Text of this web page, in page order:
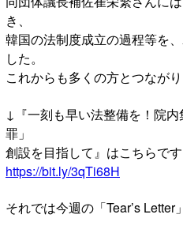
き、
韓国の法制度成立の過程等を
した。
これからも多くの方とつなが
↓『一刻も早い法整備を！院
罪」
創設を目指して』はこちらです
https://bit.ly/3qTi68H
それでは今週の「Tear’s Letter